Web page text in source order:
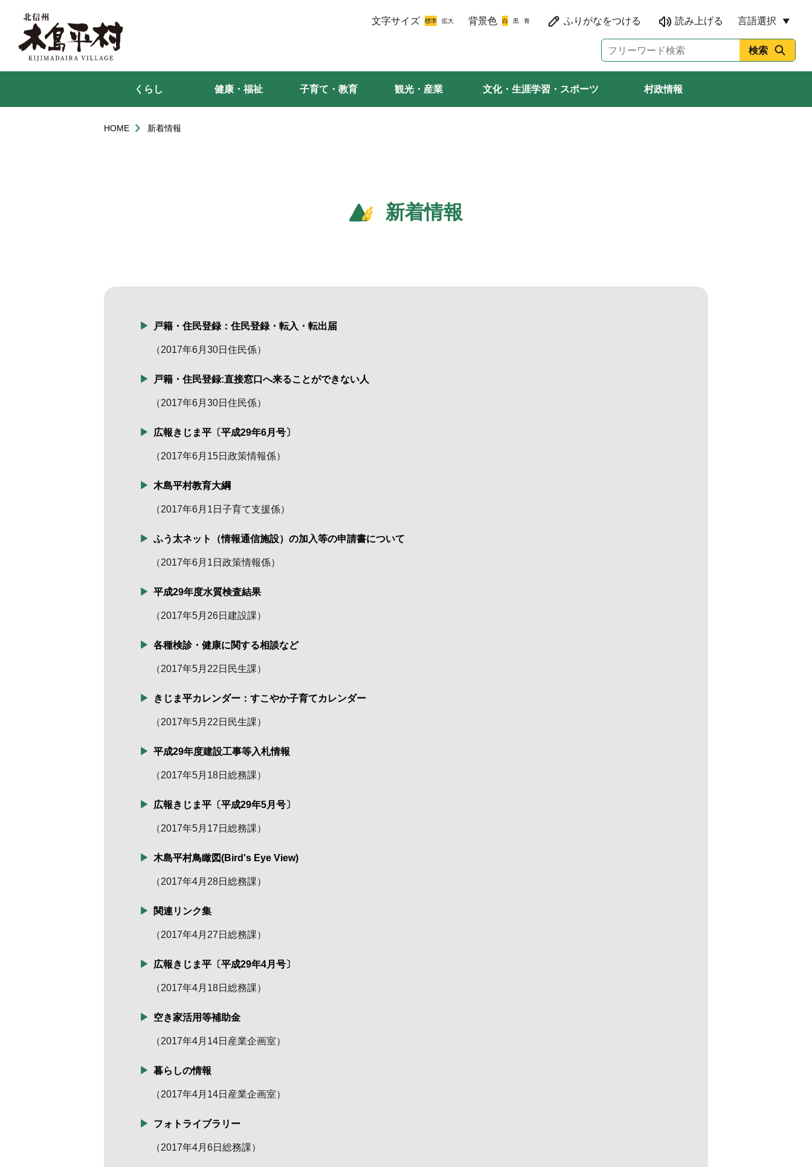
文字サイズ 背景色 言語選択
くらし 健康・福祉 子育て・教育 観光・産業 文化・生涯学習・スポーツ 村政情報
HOME 新着情報
新着情報
戸籍・住民登録：住民登録・転入・転出届
（2017年6月30日 住民係）
戸籍・住民登録:直接窓口へ来ることができない人
（2017年6月30日 住民係）
広報きじま平〔平成29年6月号〕
（2017年6月15日 政策情報係）
木島平村教育大綱
（2017年6月1日 子育て支援係）
ふう太ネット（情報通信施設）の加入等の申請書について
（2017年6月1日 政策情報係）
平成29年度水質検査結果
（2017年5月26日 建設課）
各種検診・健康に関する相談など
（2017年5月22日 民生課）
きじま平カレンダー：すこやか子育てカレンダー
（2017年5月22日 民生課）
平成29年度建設工事等入札情報
（2017年5月18日 総務課）
広報きじま平〔平成29年5月号〕
（2017年5月17日 総務課）
木島平村鳥瞰図(Bird's Eye View)
（2017年4月28日 総務課）
関連リンク集
（2017年4月27日 総務課）
広報きじま平〔平成29年4月号〕
（2017年4月18日 総務課）
空き家活用等補助金
（2017年4月14日 産業企画室）
暮らしの情報
（2017年4月14日 産業企画室）
フォトライブラリー
（2017年4月6日 総務課）